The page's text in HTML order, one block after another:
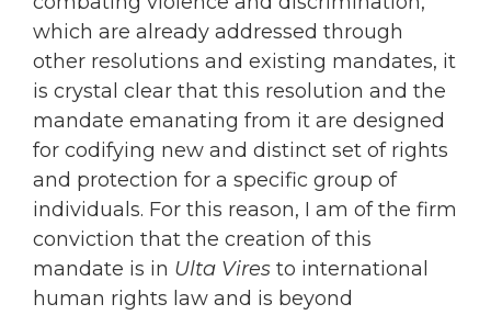
which are already addressed through
other resolutions and existing mandates, it
is crystal clear that this resolution and the
mandate emanating from it are designed
for codifying new and distinct set of rights
and protection for a specific group of
individuals. For this reason, I am of the firm
conviction that the creation of this
mandate is in Ulta Vires to international
human rights law and is beyond